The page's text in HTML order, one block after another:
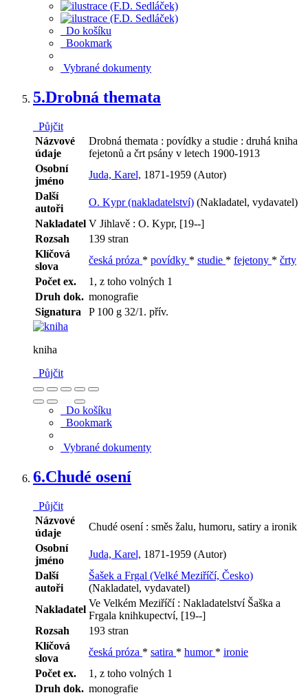
Do košíku
Bookmark
Vybrané dokumenty
5.Drobná themata
Půjčit
Názvové
údaje
Drobná themata : povídky a studie : druhá kniha
fejetonů a črt psány v letech 1900-1913
Osobní
jméno
Juda, Karel, 1871-1959 (Autor)
Další
autoři
O. Kypr (nakladatelství) (Nakladatel, vydavatel)
Nakladatel V Jihlavě : O. Kypr, [19--]
Rozsah
139 stran
Klíčová
slova
česká próza * povídky * studie * fejetony * črty
Počet ex.
1, z toho volných 1
Druh dok. monografie
Signatura
P 100 g 32/1. přív.
kniha
Půjčit
Do košíku
Bookmark
Vybrané dokumenty
6.Chudé osení
Půjčit
Názvové
údaje
Chudé osení : směs žalu, humoru, satiry a ironik
Osobní
jméno
Juda, Karel, 1871-1959 (Autor)
Další
autoři
Šašek a Frgal (Velké Meziříčí, Česko)
(Nakladatel, vydavatel)
Nakladatel
Ve Velkém Meziříčí : Nakladatelství Šaška a
Frgala knihkupectví, [19--]
Rozsah
193 stran
Klíčová
slova
česká próza * satira * humor * ironie
Počet ex.
1, z toho volných 1
Druh dok. monografie